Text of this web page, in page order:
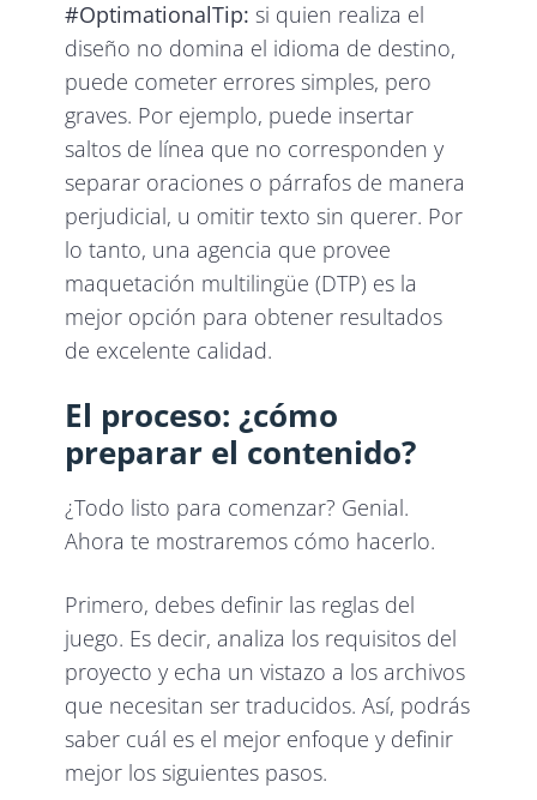
#OptimationalTip: si quien realiza el
diseño no domina el idioma de destino,
puede cometer errores simples, pero
graves. Por ejemplo, puede insertar
saltos de línea que no corresponden y
separar oraciones o párrafos de manera
perjudicial, u omitir texto sin querer. Por
lo tanto, una agencia que provee
maquetación multilingüe (DTP) es la
mejor opción para obtener resultados
de excelente calidad.
El proceso: ¿cómo
preparar el contenido?
¿Todo listo para comenzar? Genial.
Ahora te mostraremos cómo hacerlo.
Primero, debes definir las reglas del
juego. Es decir, analiza los requisitos del
proyecto y echa un vistazo a los archivos
que necesitan ser traducidos. Así, podrás
saber cuál es el mejor enfoque y definir
mejor los siguientes pasos.